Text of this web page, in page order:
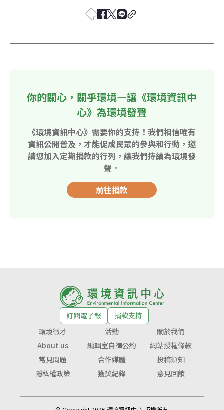
你的關心，關乎環境—讓《環境資訊中
心》為環境發聲
《環境資訊中心》需要你的支持！我們相信唯有
資訊公開普及，才能促成民眾的參與和行動，邀
請您加入定期捐款的行列，讓我們持續為環境發
聲。
前往捐款
訂閱電子報
捐款支持
環境徵才
活動
關於我們
About us
編輯室自律公約
網站授權條款
常見問題
合作媒體
投稿須知
隱私權政策
獲獎紀錄 意見回饋